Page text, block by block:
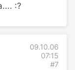
:?
09.10.06
07:15
#7